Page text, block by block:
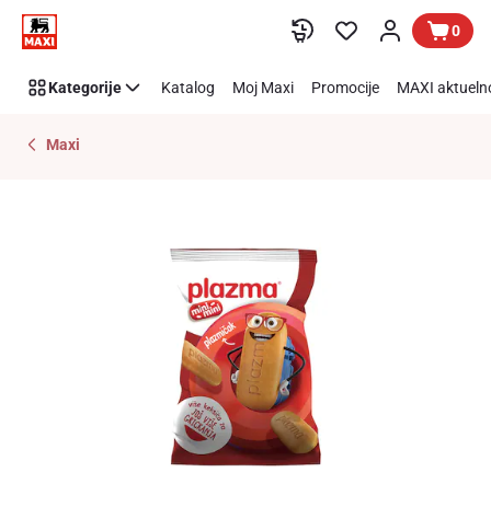
Preskoči link 0
Kategorije Katalog Moj Maxi Promocije MAXI
Maxi